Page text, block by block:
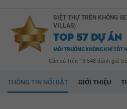
BIỆT THỰ TRÊN KHÔNG
VILLAS)
TOP 57 DỰ ÁN
MÔI TRƯỜNG KHÔNG KHÍ TỐT
Căn cứ trên 13.548 đánh giá
THÔNG TIN NỔI BẬT GIỚI THIỆU